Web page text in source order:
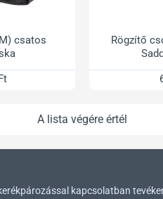
csatos
Rögzítő
A lista végére értél
kapcsolatban